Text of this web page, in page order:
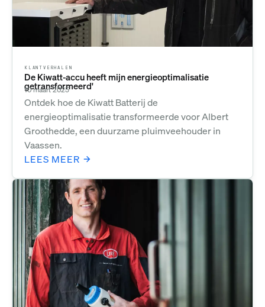
KLANTVERHALEN
De Kiwatt-accu heeft mijn energieoptimalisatie
getransformeerd'
10 maart 2025
Ontdek hoe de Kiwatt Batterij de
energieoptimalisatie transformeerde voor Albert
Groothedde, een duurzame pluimveehouder in
Vaassen.
LEES MEER